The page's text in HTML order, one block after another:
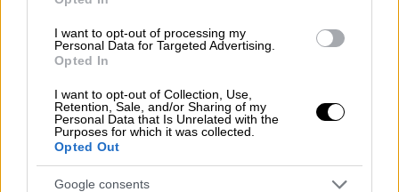
I want to opt-out of processing my
Personal Data for Targeted Advertising.
Opted In
I want to opt-out of Collection, Use,
Retention, Sale, and/or Sharing of my
Personal Data that Is Unrelated with the
Purposes for which it was collected.
Opted Out
Google consents
Ελλάδα|17.05.2026 14:08
Θεσσαλονίκη: 69χρονος παρενόχλησε
24χρονη μέσα σε κατάστημα ψιλικών
Ελλάδα|17.05.2026 20:30
Συναγερμός στην Ξάνθη: Σοβαρά
τραυματισμένη 17χρονη που έπεσε
από πεζογέφυρα